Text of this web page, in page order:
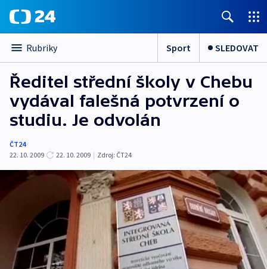
Rubriky Sport SLEDOVAT
Ředitel střední školy v Chebu
vydával falešná potvrzení o
studiu. Je odvolán
ČT24
22. 10. 2009
22. 10. 2009 | Zdroj: ČT24